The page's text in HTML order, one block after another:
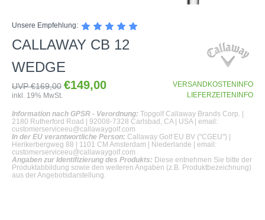
DRIVER
FAIRWAYHÖLZER
EISENSÄTZE
HYBRIDS
DRIVING EISEN
PUTTER
KINDER GOLFSCHLÄGER
BAGS
CARTBAGS
STANDBAGS
SONSTIGE BAGS
TROLLIES
PUSH- & PULLTROLLIES
TROLLEY ZUBEHÖR
BÄLLE
LOGOBÄLLE
HERREN GOLFSCHUHE
DAMEN GOLFSCHUHE
KINDER GOLFSCHUHE
BEKLEIDUNG
HERREN
DAMEN
CAPS
HANDSCHUHE
HERREN GOLFHANDSCHUHE
DAMEN GOLFHANDSCHUHE
ZUBEHÖR
ENTFERNUNGSMESSER
KOMPONENTEN
Unsere Empfehlung:
CALLAWAY CB 12
WEDGE
UVP €169,00 €149,00
inkl. 19% MwSt.
VERSANDKOSTENINFO
LIEFERZEITENINFO
Information nach GPSR - Verordnung: Topgolf Callaway Brands Corp. |
2180 Rutherford Road | 92008-7328 Carlsbad, CA | USA | email:
customerserviceeu@callawaygolf.com
In der EU verantwortliche Person: Callaway Golf EU BV ("CGEU") |
Herikerbergweg 88 | 1101 CM Amsterdam | Niederlande | email:
customerserviceeu@callawaygolf.com
Angaben zur Identifizierung des Produkts: Diese entnehmen Sie bitte der
Produktabbildung sowie den weiteren Angaben (z.B. Produktbezeichnung)
aus der Angebotsdarstellung.